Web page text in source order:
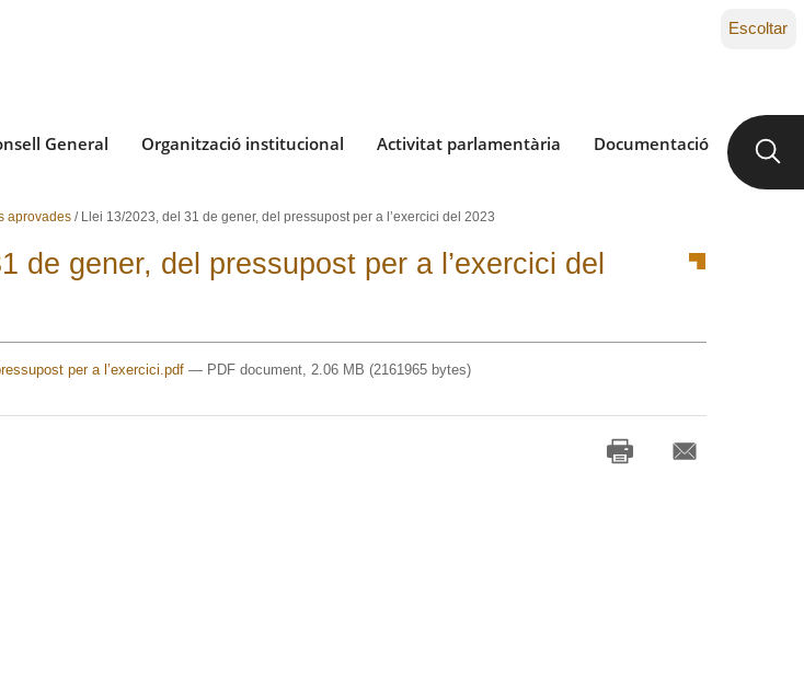
General Organització institucional Activitat parlamentària Documentació
Escoltar
aprovades / Llei 13/2023, del 31 de gener, del pressupost per a l’exercici del 2023
de gener, del pressupost per a l’exercici del
per a l’exercici.pdf — PDF document, 2.06 MB (2161965 bytes)